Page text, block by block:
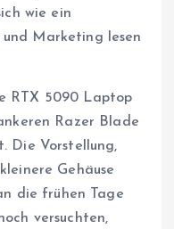
wie ein
Marketing lesen
RTX 5090 Laptop
Razer Blade
Die Vorstellung,
Gehäuse
die frühen Tage
versuchten,